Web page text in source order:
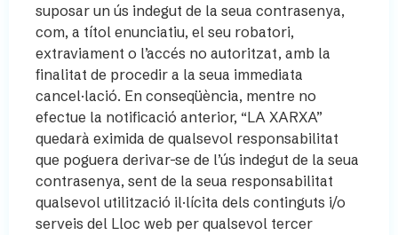
suposar un ús indegut de la seua contrasenya,
com, a títol enunciatiu, el seu robatori,
extraviament o l’accés no autoritzat, amb la
finalitat de procedir a la seua immediata
cancel·lació. En conseqüència, mentre no
efectue la notificació anterior, “LA XARXA”
quedarà eximida de qualsevol responsabilitat
que poguera derivar-se de l’ús indegut de la seua
contrasenya, sent de la seua responsabilitat
qualsevol utilització il·lícita dels continguts i/o
serveis del Lloc web per qualsevol tercer